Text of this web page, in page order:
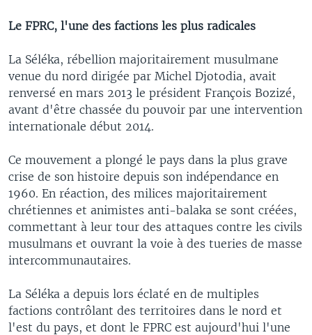
Le FPRC, l'une des factions les plus radicales
La Séléka, rébellion majoritairement musulmane
venue du nord dirigée par Michel Djotodia, avait
renversé en mars 2013 le président François Bozizé,
avant d'être chassée du pouvoir par une intervention
internationale début 2014.
Ce mouvement a plongé le pays dans la plus grave
crise de son histoire depuis son indépendance en
1960. En réaction, des milices majoritairement
chrétiennes et animistes anti-balaka se sont créées,
commettant à leur tour des attaques contre les civils
musulmans et ouvrant la voie à des tueries de masse
intercommunautaires.
La Séléka a depuis lors éclaté en de multiples
factions contrôlant des territoires dans le nord et
l'est du pays, et dont le FPRC est aujourd'hui l'une